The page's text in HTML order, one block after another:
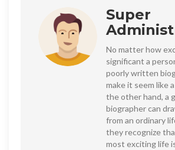
Super
No matter how
significant a
poorly written
make it seem like
the other hand, a
biographer can
from an ordinary
they recognize
most exciting life